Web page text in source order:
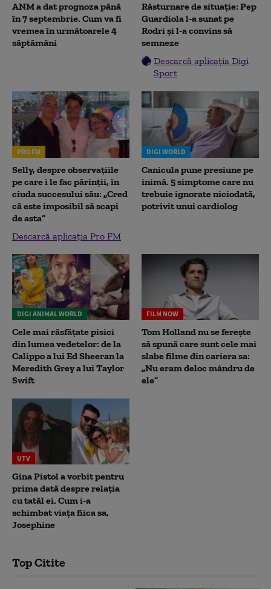
ANM a dat prognoza până
în 7 septembrie. Cum va fi
vremea în următoarele 4
săptămâni
Răsturnare de situație: Pep
Guardiola l-a sunat pe
Rodri și l-a convins să
semneze
Descarcă aplicația Digi
Sport
PRO FM
Selly, despre observațiile
pe care i le fac părinții, în
ciuda succesului său: „Cred
că este imposibil să scapi
de asta”
Descarcă aplicația Pro FM
DIGI WORLD
Canicula pune presiune pe
inimă. 5 simptome care nu
trebuie ignorate niciodată,
potrivit unui cardiolog
DIGI ANIMAL WORLD
Cele mai răsfățate pisici
din lumea vedetelor: de la
Calippo a lui Ed Sheeran la
Meredith Grey a lui Taylor
Swift
FILM NOW
Tom Holland nu se ferește
să spună care sunt cele mai
slabe filme din cariera sa:
„Nu eram deloc mândru de
ele”
UTV
Gina Pistol a vorbit pentru
prima dată despre relația
cu tatăl ei. Cum i-a
schimbat viața fiica sa,
Josephine
Top Citite